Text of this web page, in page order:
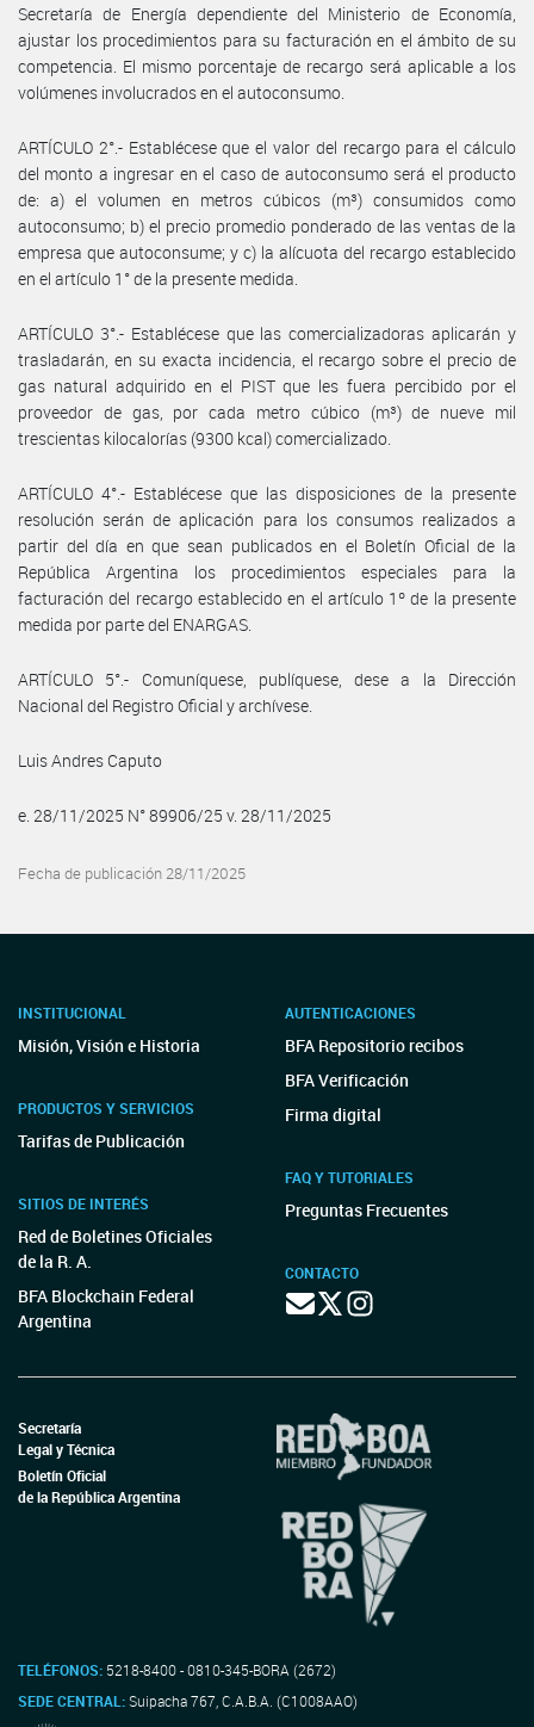
Secretaría de Energía dependiente del Ministerio de Economía,
ajustar los procedimientos para su facturación en el ámbito de su
competencia. El mismo porcentaje de recargo será aplicable a los
volúmenes involucrados en el autoconsumo.
ARTÍCULO 2°.- Establécese que el valor del recargo para el cálculo
del monto a ingresar en el caso de autoconsumo será el producto
de: a) el volumen en metros cúbicos (m³) consumidos como
autoconsumo; b) el precio promedio ponderado de las ventas de la
empresa que autoconsume; y c) la alícuota del recargo establecido
en el artículo 1° de la presente medida.
ARTÍCULO 3°.- Establécese que las comercializadoras aplicarán y
trasladarán, en su exacta incidencia, el recargo sobre el precio de
gas natural adquirido en el PIST que les fuera percibido por el
proveedor de gas, por cada metro cúbico (m³) de nueve mil
trescientas kilocalorías (9300 kcal) comercializado.
ARTÍCULO 4°.- Establécese que las disposiciones de la presente
resolución serán de aplicación para los consumos realizados a
partir del día en que sean publicados en el Boletín Oficial de la
República Argentina los procedimientos especiales para la
facturación del recargo establecido en el artículo 1º de la presente
medida por parte del ENARGAS.
ARTÍCULO 5°.- Comuníquese, publíquese, dese a la Dirección
Nacional del Registro Oficial y archívese.
Luis Andres Caputo
e. 28/11/2025 N° 89906/25 v. 28/11/2025
Fecha de publicación 28/11/2025
INSTITUCIONAL
Misión, Visión e Historia
PRODUCTOS Y SERVICIOS
Tarifas de Publicación
SITIOS DE INTERÉS
Red de Boletines Oficiales
de la R. A.
BFA Blockchain Federal
Argentina
AUTENTICACIONES
BFA Repositorio recibos
BFA Verificación
Firma digital
FAQ Y TUTORIALES
Preguntas Frecuentes
CONTACTO
Secretaría
Legal y Técnica
Boletín Oficial
de la República Argentina
TELÉFONOS: 5218-8400 - 0810-345-BORA (2672)
SEDE CENTRAL:Suipacha 767, C.A.B.A. (C1008AAO)